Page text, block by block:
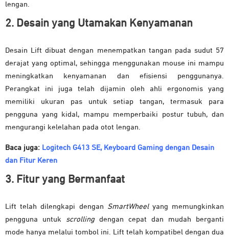
lengan.
2. Desain yang Utamakan Kenyamanan
Desain Lift dibuat dengan menempatkan tangan pada sudut 57
derajat yang optimal, sehingga menggunakan mouse ini mampu
meningkatkan kenyamanan dan efisiensi penggunanya.
Perangkat ini juga telah dijamin oleh ahli ergonomis yang
memiliki ukuran pas untuk setiap tangan, termasuk para
pengguna yang kidal, mampu memperbaiki postur tubuh, dan
mengurangi kelelahan pada otot lengan.
Baca juga: Logitech G413 SE, Keyboard Gaming dengan Desain
dan Fitur Keren
3. Fitur yang Bermanfaat
Lift telah dilengkapi dengan SmartWheelyang memungkinkan
pengguna untuk scrollingdengan cepat dan mudah berganti
mode hanya melalui tombol ini. Lift telah kompatibel dengan dua